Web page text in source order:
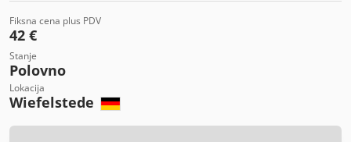
Fiksna cena plus PDV
42 €
Stanje
Polovno
Lokacija
Wiefelstede